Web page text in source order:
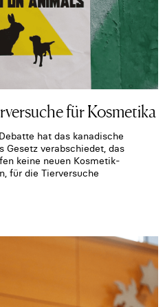
für Kosmetika
hat das kanadische
Gesetz verabschiedet, das
keine neuen Kosmetik-
für die Tierversuche